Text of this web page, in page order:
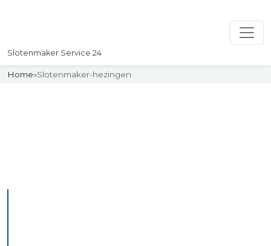
Slotenmaker Service 24
Home»Slotenmaker-hezingen